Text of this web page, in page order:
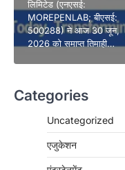
लिमिटेड (एनएसई:
MOREPENLAB; बीएसई:
500288) ने आज 30 जून,
2026 को समाप्त तिमाही…
Categories
Uncategorized
एजुकेशन